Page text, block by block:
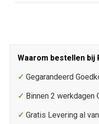
Waarom bestellen bij
✓ Gegarandeerd
✓ Binnen 2 werkdagen
✓ Gratis Levering al